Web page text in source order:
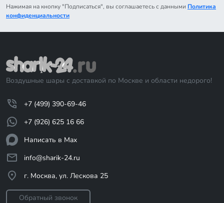
Нажимая на кнопку "Подписаться", вы соглашаетесь с данными Политика
конфиденциальности
Воздушные шары с доставкой по Москве и области недорого!
+7 (499) 390-69-46
+7 (926) 625 16 66
Написать в Max
info@sharik-24.ru
г. Москва, ул. Лескова 25
Обратный звонок